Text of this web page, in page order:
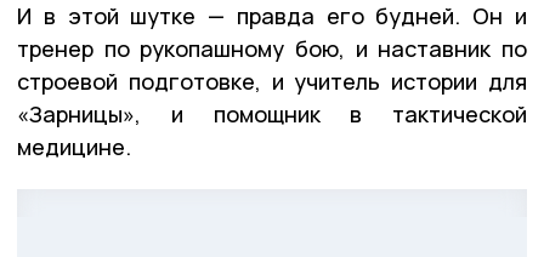
И в этой шутке — правда его будней. Он и
тренер по рукопашному бою, и наставник по
строевой подготовке, и учитель истории для
«Зарницы», и помощник в тактической
медицине.